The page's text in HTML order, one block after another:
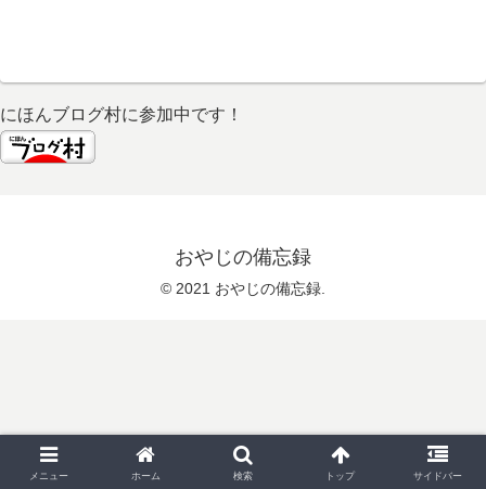
にほんブログ村に参加中です！
おやじの備忘録
© 2021 おやじの備忘録.
メニュー ホーム 検索 トップ サイドバー